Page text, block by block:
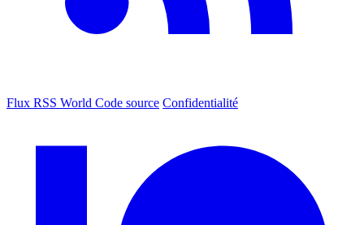
Flux RSS World Code source Confidentialité